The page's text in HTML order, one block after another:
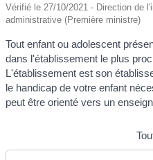
Vérifié le 27/10/2021 - Direction de
administrative (Première ministre)
Tout enfant ou adolescent
dans l'établissement le plus
L'établissement est son
le handicap de votre enfant
peut être orienté vers un